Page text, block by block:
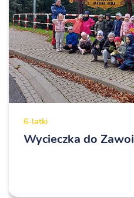
6-latki
Wycieczka do Zawoi